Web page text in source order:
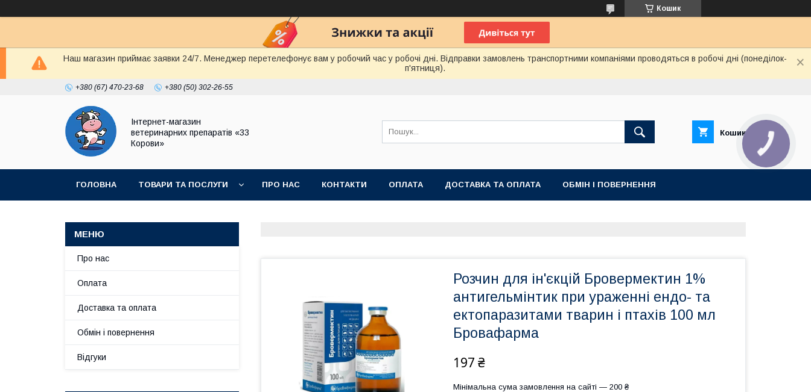
Кошик
Наш магазин приймає заявки 24/7. Менеджер перетелефонує вам у робочий час у робочі дні. Відправки замовлень транспортними компаніями проводяться в робочі дні (понеділок-
п'ятниця).
+380 (67) 470-23-68 +380 (50) 302-26-55
Інтернет-магазин
ветеринарних препаратів «33
Корови»
Кошик
ГОЛОВНА ТОВАРИ ТА ПОСЛУГИ ПРО НАС КОНТАКТИ ОПЛАТА ДОСТАВКА ТА ОПЛАТА ОБМІН І ПОВЕРНЕННЯ
Розчин для ін'єкцій Бровермектин 1%
антигельмінтик при ураженні ендо- та
ектопаразитами тварин і птахів 100 мл
Бровафарма
197 ₴
Мінімальна сума замовлення на сайті — 200 ₴
Про нас
Оплата
Доставка та оплата
Обмін і повернення
Відгуки